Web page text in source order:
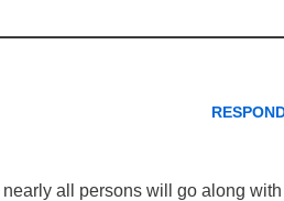
all persons will go along with